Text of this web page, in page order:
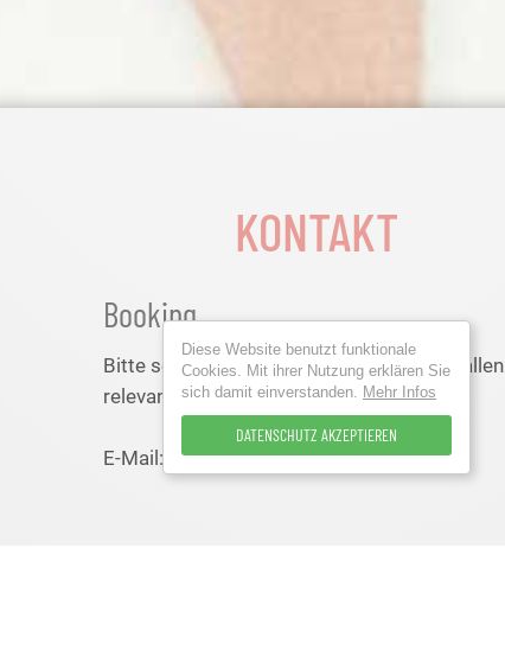
KONTAKT
Booking
Bitte sendet eure Booking-Anfragen mit allen
relevanten Infos an:
E-Mail: mail@ralphschiller.de
Diese Website benutzt funktionale
Cookies. Mit ihrer Nutzung erklären Sie
sich damit einverstanden. Mehr Infos
DATENSCHUTZ AKZEPTIEREN